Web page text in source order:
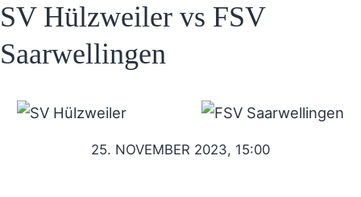
SV Hülzweiler vs FSV
Saarwellingen
25. NOVEMBER 2023, 15:00